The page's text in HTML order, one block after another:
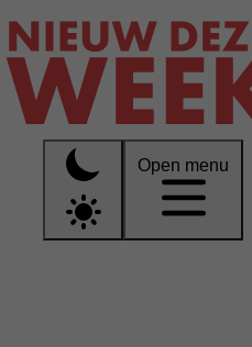
Open menu